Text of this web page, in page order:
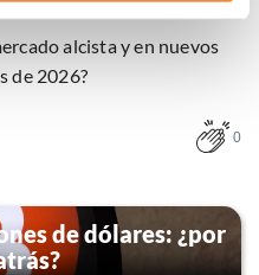
het maken van
verwerken
U kunt uw privacy-
de pagina. Voor meer
alcista y en nuevos
de 2026?
0
de dólares: ¿por